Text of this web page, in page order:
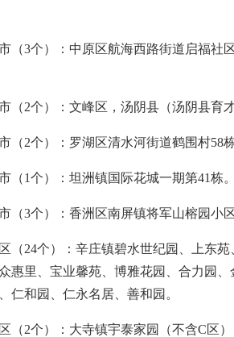
（3个）：中原区航海西路街道启福社
（2个）：文峰区，汤阴县（汤阴县育
（2个）：罗湖区清水河街道鹤围村58
（1个）：坦洲镇国际花城一期第41栋
（3个）：香洲区南屏镇将军山榕园小
（24个）：辛庄镇碧水世纪园、上东
惠里、宝业馨苑、博雅花园、合力园
仁和园、仁永名居、善和园。
（2个）：大寺镇宇泰家园（不含C区